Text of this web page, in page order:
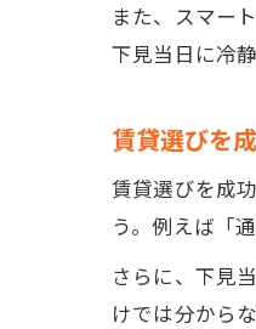
また、スマー
下見当日に冷
賃貸選びを
賃貸選びを成
う。例えば「
さらに、下見
けでは分から